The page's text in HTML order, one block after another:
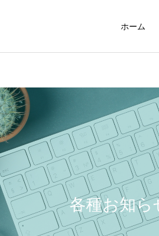
ホーム
ジュニアスクール
レンタルコート
NEWS
258：最高の居酒屋さんス
タンドツマミグイ
257
に
各種お知ら